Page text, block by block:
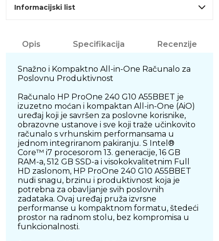
Informacijski list
Opis Specifikacija Recenzije
Snažno i Kompaktno All-in-One Računalo za
Poslovnu Produktivnost
Računalo HP ProOne 240 G10 A55BBET je
izuzetno moćan i kompaktan All-in-One (AiO)
uređaj koji je savršen za poslovne korisnike,
obrazovne ustanove i sve koji traže učinkovito
računalo s vrhunskim performansama u
jednom integriranom pakiranju. S Intel®
Core™ i7 procesorom 13. generacije, 16 GB
RAM-a, 512 GB SSD-a i visokokvalitetnim Full
HD zaslonom, HP ProOne 240 G10 A55BBET
nudi snagu, brzinu i produktivnost koja je
potrebna za obavljanje svih poslovnih
zadataka. Ovaj uređaj pruža izvrsne
performanse u kompaktnom formatu, štedeći
prostor na radnom stolu, bez kompromisa u
funkcionalnosti.